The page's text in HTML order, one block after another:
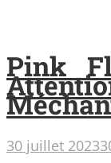
Pink
30 juillet 2023